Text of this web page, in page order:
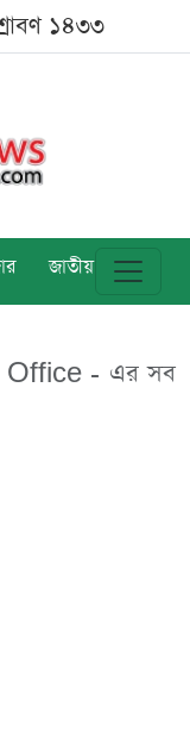
১৪৩৩
জাতীয় বিশ্ব
- এর সব